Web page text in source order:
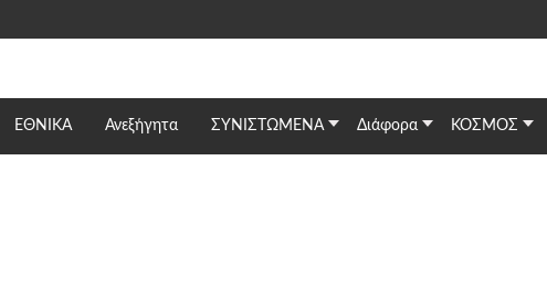
ΕΘΝΙΚΆ Ανεξήγητα ΣΥΝΙΣΤΩΜΕΝΑ Διάφορα ΚΟΣΜΟΣ